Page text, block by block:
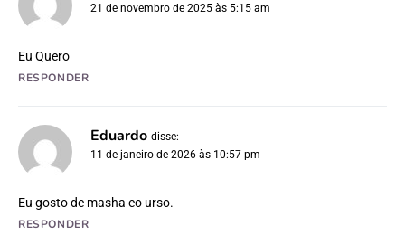
21 de novembro de 2025 às 5:15 am
Eu Quero
RESPONDER
Eduardo disse:
11 de janeiro de 2026 às 10:57 pm
Eu gosto de masha eo urso.
RESPONDER